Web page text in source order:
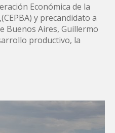
Económica de la
y precandidato a
Buenos Aires, Guillermo
productivo, la